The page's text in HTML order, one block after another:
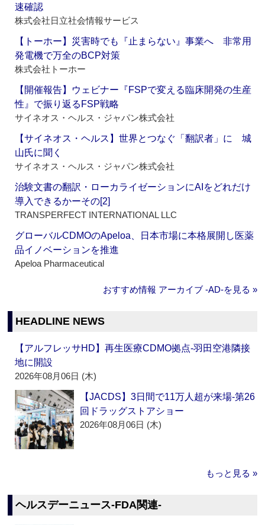
速確認
株式会社日立社会情報サービス
【トーホー】災害時でも『止まらない』事業へ 非常用
発電機で万全のBCP対策
株式会社トーホー
【開催報告】ウェビナー『FSPで変える臨床開発の生産
性』で振り返るFSP戦略
サイネオス・ヘルス・ジャパン株式会社
【サイネオス・ヘルス】世界とつなぐ「翻訳者」に 城
山氏に聞く
サイネオス・ヘルス・ジャパン株式会社
治験文書の翻訳・ローカライゼーションにAIをどれだけ
導入できるかーその[2]
TRANSPERFECT INTERNATIONAL LLC
グローバルCDMOのApeloa、日本市場に本格展開し医薬
品イノベーションを推進
Apeloa Pharmaceutical
おすすめ情報 アーカイブ ‐AD‐を見る »
HEADLINE NEWS
【アルフレッサHD】再生医療CDMO拠点‐羽田空港隣接
地に開設
2026年08月06日 (木)
【JACDS】3日間で11万人超が来場‐第26
回ドラッグストアショー
2026年08月06日 (木)
もっと見る »
ヘルスデーニュース‐FDA関連‐